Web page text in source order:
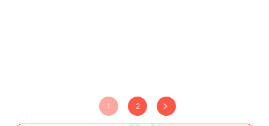
1 2